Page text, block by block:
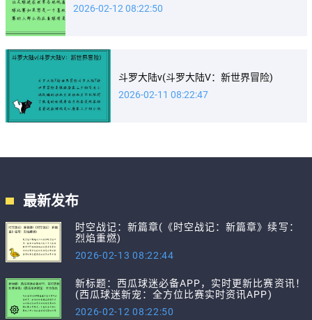
2026-02-12 08:22:50
斗罗大陆v(斗罗大陆V：新世界冒险)
2026-02-11 08:22:47
最新发布
时空战记：新篇章(《时空战记：新篇章》续写：
烈焰重燃)
2026-02-13 08:22:44
新标题：西瓜球迷必备APP，实时更新比赛资讯！
(西瓜球迷新宠：全方位比赛实时资讯APP)
2026-02-12 08:22:50